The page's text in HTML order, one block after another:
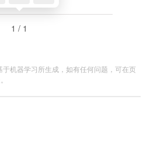
1 / 1
机器学习所生成，如有任何问题，可在页